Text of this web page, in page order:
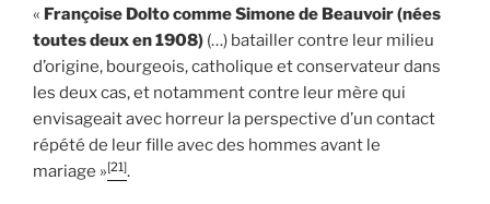
« Françoise Dolto comme Simone de Beauvoir (nées
toutes deux en 1908) (…) batailler contre leur milieu
d’origine, bourgeois, catholique et conservateur dans
les deux cas, et notamment contre leur mère qui
envisageait avec horreur la perspective d’un contact
répété de leur fille avec des hommes avant le
mariage »[21].